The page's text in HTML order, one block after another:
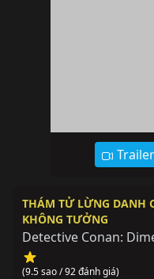
Trailer
THÁM TỬ LỪNG DANH
KHÔNG TƯỞNG
Detective Conan:
(9.5 sao / 92 đánh giá)